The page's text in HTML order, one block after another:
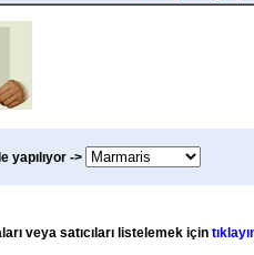
yapılıyor ->
veya satıcıları listelemek için